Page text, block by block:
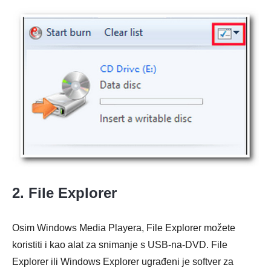
Korak 1.
2. File Explorer
Osim Windows Media Playera, File Explorer možete
koristiti i kao alat za snimanje s USB-na-DVD. File
Explorer ili Windows Explorer ugrađeni je softver za